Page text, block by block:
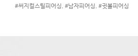
#써지컬스틸피어싱, #남자피어싱, #귓볼피어싱